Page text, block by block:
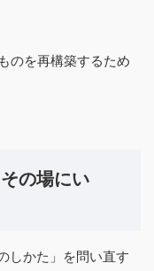
のを再構築するため
の場にい
しかた」を問い直す